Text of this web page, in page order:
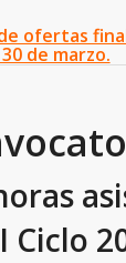
ofertas
de marzo.
I Ciclo